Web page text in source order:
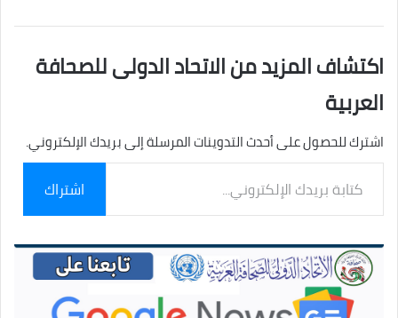
اكتشاف المزيد من الاتحاد الدولى للصحافة
العربية
اشترك للحصول على أحدث التدوينات المرسلة إلى بريدك الإلكتروني.
بريدك
الإلكتروني...
اشتراك